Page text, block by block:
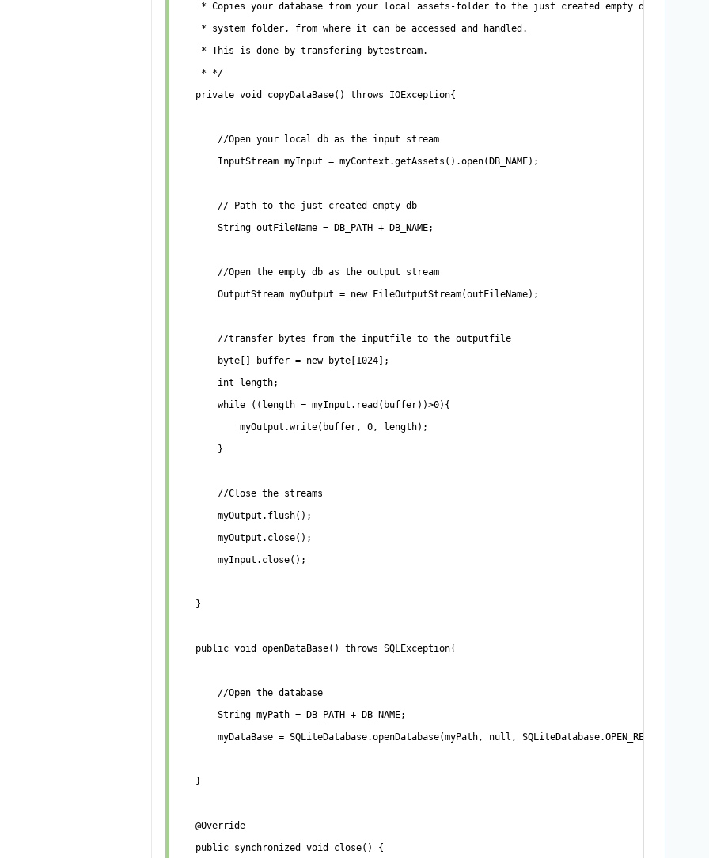
* Copies your database from your local assets-folder to the just created empty database in
     * system folder, from where it can be accessed and handled.
     * This is done by transfering bytestream.
     * */
    private void copyDataBase() throws IOException{
        //Open your local db as the input stream
        InputStream myInput = myContext.getAssets().open(DB_NAME);
        // Path to the just created empty db
        String outFileName = DB_PATH + DB_NAME;
        //Open the empty db as the output stream
        OutputStream myOutput = new FileOutputStream(outFileName);
        //transfer bytes from the inputfile to the outputfile
        byte[] buffer = new byte[1024];
        int length;
        while ((length = myInput.read(buffer))>0){
            myOutput.write(buffer, 0, length);
        }
        //Close the streams
        myOutput.flush();
        myOutput.close();
        myInput.close();
    }
    public void openDataBase() throws SQLException{
        //Open the database
        String myPath = DB_PATH + DB_NAME;
        myDataBase = SQLiteDatabase.openDatabase(myPath, null, SQLiteDatabase.OPEN_READONLY);
    }
    @Override
    public synchronized void close() {